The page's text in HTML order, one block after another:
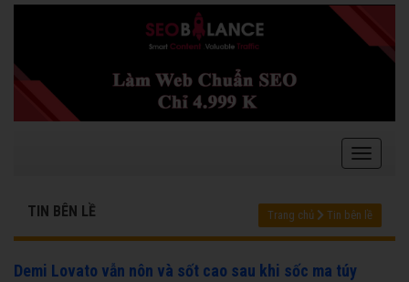
TIN BÊN LỀ Trang chủ Tin bên lề
Demi Lovato vẫn nôn và sốt cao sau khi sốc ma túy